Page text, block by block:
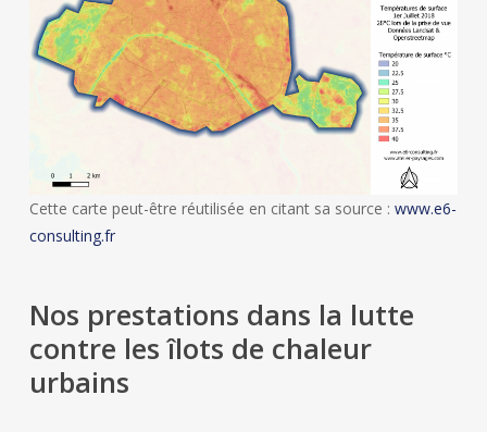
Cette carte peut-être réutilisée en citant sa source : www.e6-
consulting.fr
Nos prestations dans la lutte
contre les îlots de chaleur
urbains